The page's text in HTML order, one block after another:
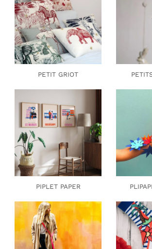
PETIT GRIOT
PIPLET PAPER